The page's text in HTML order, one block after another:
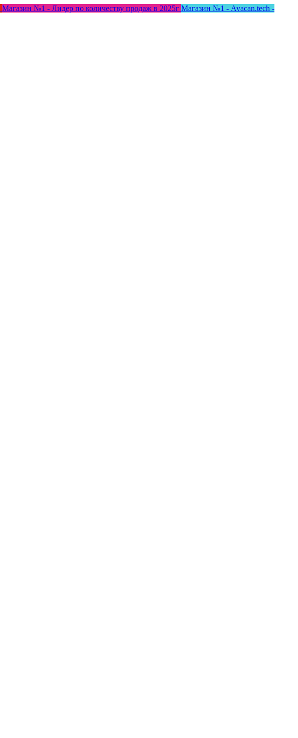
Магазин №1 - Лидер по количеству продаж в 2025г Магазин №1 - Avacan.tech -